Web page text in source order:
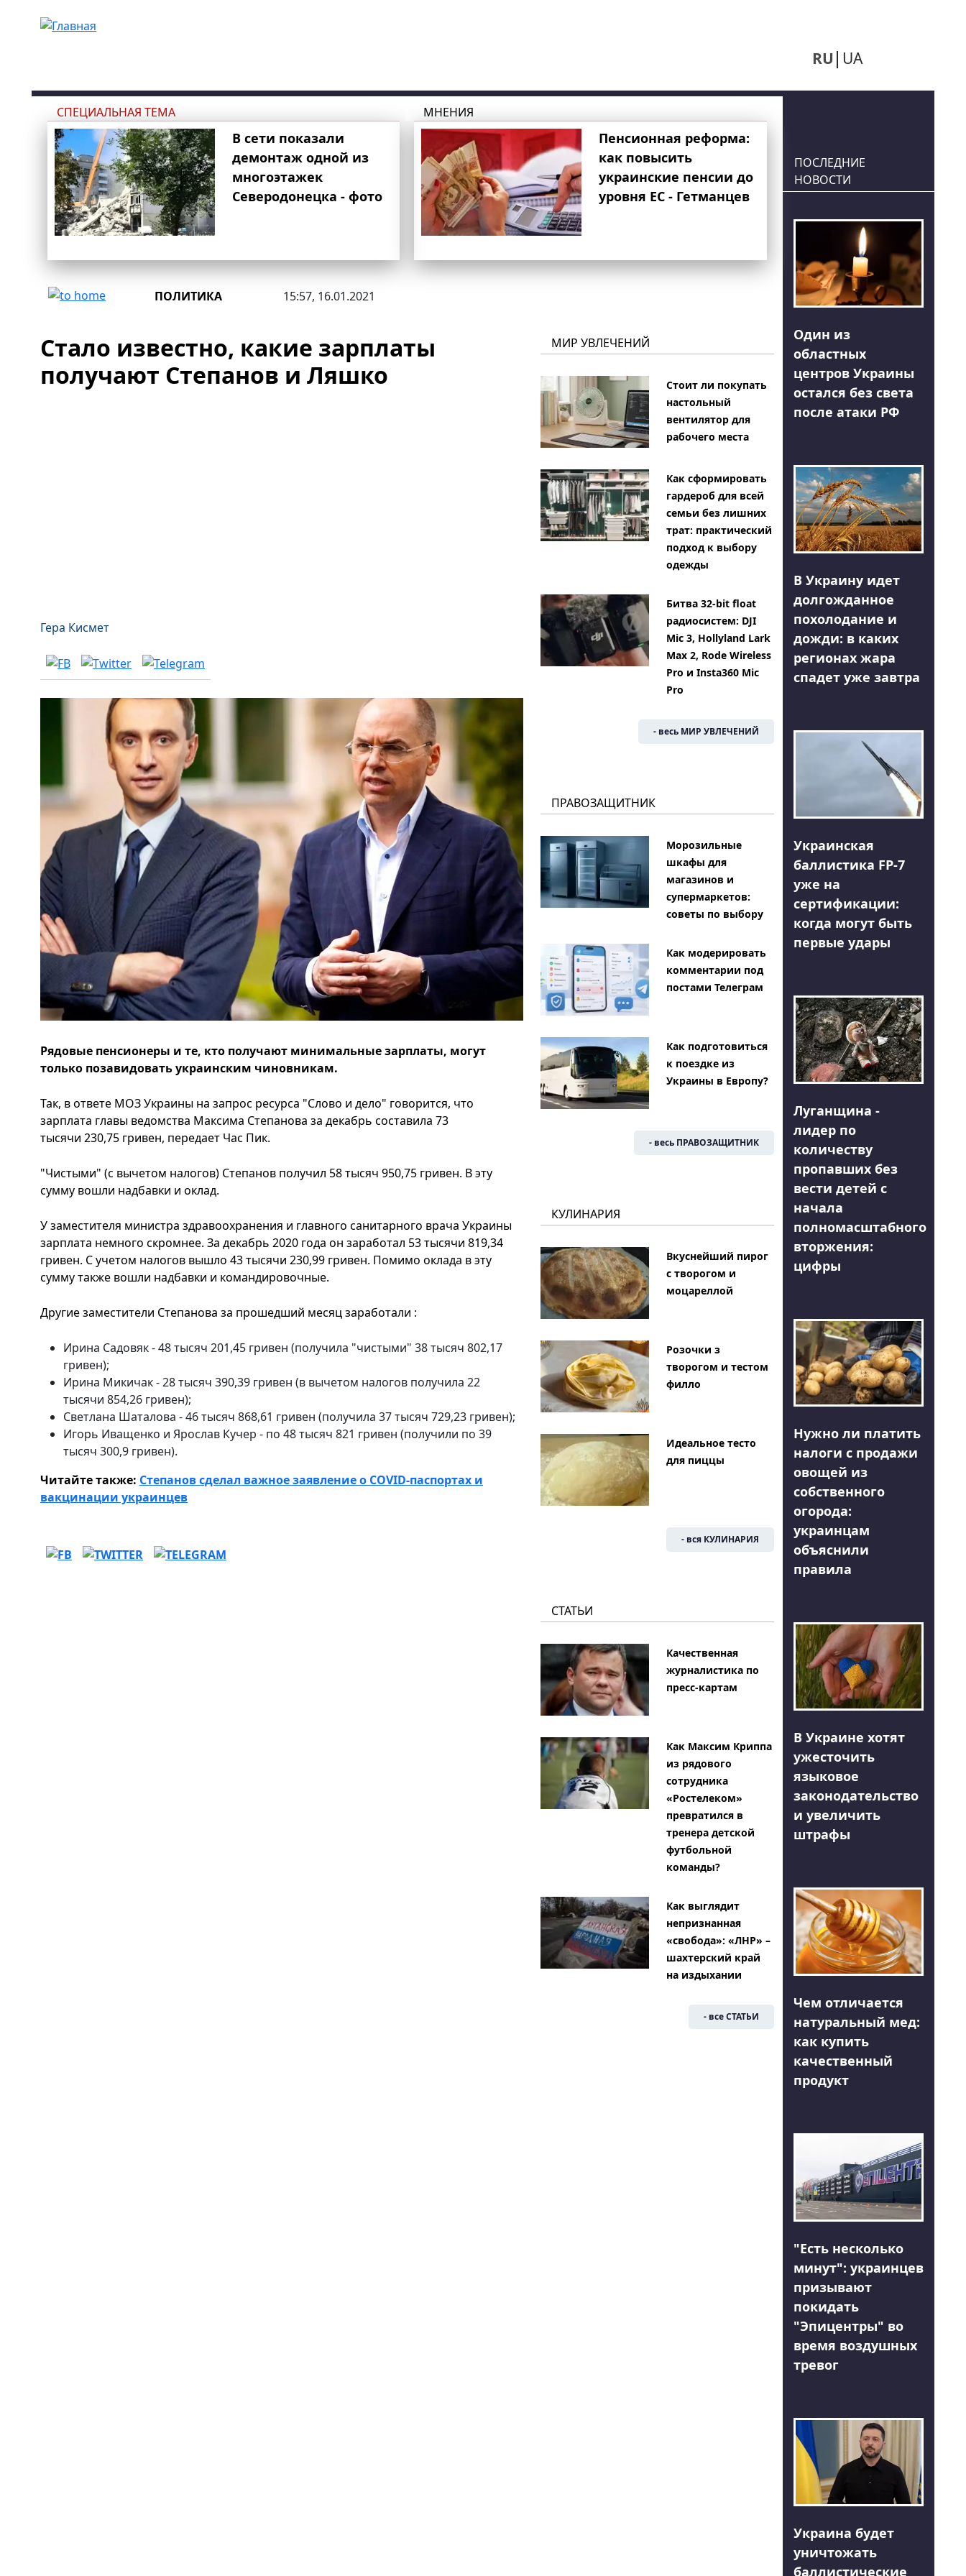
RU UA
СПЕЦИАЛЬНАЯ ТЕМА
В сети показали
демонтаж одной из
многоэтажек
Северодонецка - фото
МНЕНИЯ
Пенсионная реформа:
как повысить
украинские пенсии до
уровня ЕС - Гетманцев
ПОЛИТИКА 15:57, 16.01.2021
Стало известно, какие зарплаты
получают Степанов и Ляшко
Гера Кисмет
Рядовые пенсионеры и те, кто получают минимальные зарплаты, могут
только позавидовать украинским чиновникам.
Так, в ответе МОЗ Украины на запрос ресурса "Слово и дело" говорится, что
зарплата главы ведомства Максима Степанова за декабрь составила 73
тысячи 230,75 гривен, передает Час Пик.
"Чистыми" (с вычетом налогов) Степанов получил 58 тысяч 950,75 гривен. В эту
сумму вошли надбавки и оклад.
У заместителя министра здравоохранения и главного санитарного врача Украины
зарплата немного скромнее. За декабрь 2020 года он заработал 53 тысячи 819,34
гривен. С учетом налогов вышло 43 тысячи 230,99 гривен. Помимо оклада в эту
сумму также вошли надбавки и командировочные.
Другие заместители Степанова за прошедший месяц заработали :
Ирина Садовяк - 48 тысяч 201,45 гривен (получила "чистыми" 38 тысяч 802,17
гривен);
Ирина Микичак - 28 тысяч 390,39 гривен (в вычетом налогов получила 22
тысячи 854,26 гривен);
Светлана Шаталова - 46 тысяч 868,61 гривен (получила 37 тысяч 729,23 гривен);
Игорь Иващенко и Ярослав Кучер - по 48 тысяч 821 гривен (получили по 39
тысяч 300,9 гривен).
Читайте также: Степанов сделал важное заявление о COVID-паспортах и
вакцинации украинцев
МИР УВЛЕЧЕНИЙ
Стоит ли покупать
настольный
вентилятор для
рабочего места
Как сформировать
гардероб для всей
семьи без лишних
трат: практический
подход к выбору
одежды
Битва 32-bit float
радиосистем: DJI
Mic 3, Hollyland Lark
Max 2, Rode Wireless
Pro и Insta360 Mic
Pro
- весь МИР УВЛЕЧЕНИЙ
ПРАВОЗАЩИТНИК
Морозильные
шкафы для
магазинов и
супермаркетов:
советы по выбору
Как модерировать
комментарии под
постами Телеграм
Как подготовиться
к поездке из
Украины в Европу?
- весь ПРАВОЗАЩИТНИК
КУЛИНАРИЯ
Вкуснейший пирог
с творогом и
моцареллой
Розочки з
творогом и тестом
филло
Идеальное тесто
для пиццы
- вся КУЛИНАРИЯ
СТАТЬИ
Качественная
журналистика по
пресс-картам
Как Максим Криппа
из рядового
сотрудника
«Ростелеком»
превратился в
тренера детской
футбольной
команды?
Как выглядит
непризнанная
«свобода»: «ЛНР» –
шахтерский край
на издыхании
- все СТАТЬИ
ПОСЛЕДНИЕ
НОВОСТИ
Один из
областных
центров Украины
остался без света
после атаки РФ
В Украину идет
долгожданное
похолодание и
дожди: в каких
регионах жара
спадет уже завтра
Украинская
баллистика FP-7
уже на
сертификации:
когда могут быть
первые удары
Луганщина -
лидер по
количеству
пропавших без
вести детей с
начала
полномасштабного
вторжения:
цифры
Нужно ли платить
налоги с продажи
овощей из
собственного
огорода:
украинцам
объяснили
правила
В Украине хотят
ужесточить
языковое
законодательство
и увеличить
штрафы
Чем отличается
натуральный мед:
как купить
качественный
продукт
"Есть несколько
минут": украинцев
призывают
покидать
"Эпицентры" во
время воздушных
тревог
Украина будет
уничтожать
баллистические